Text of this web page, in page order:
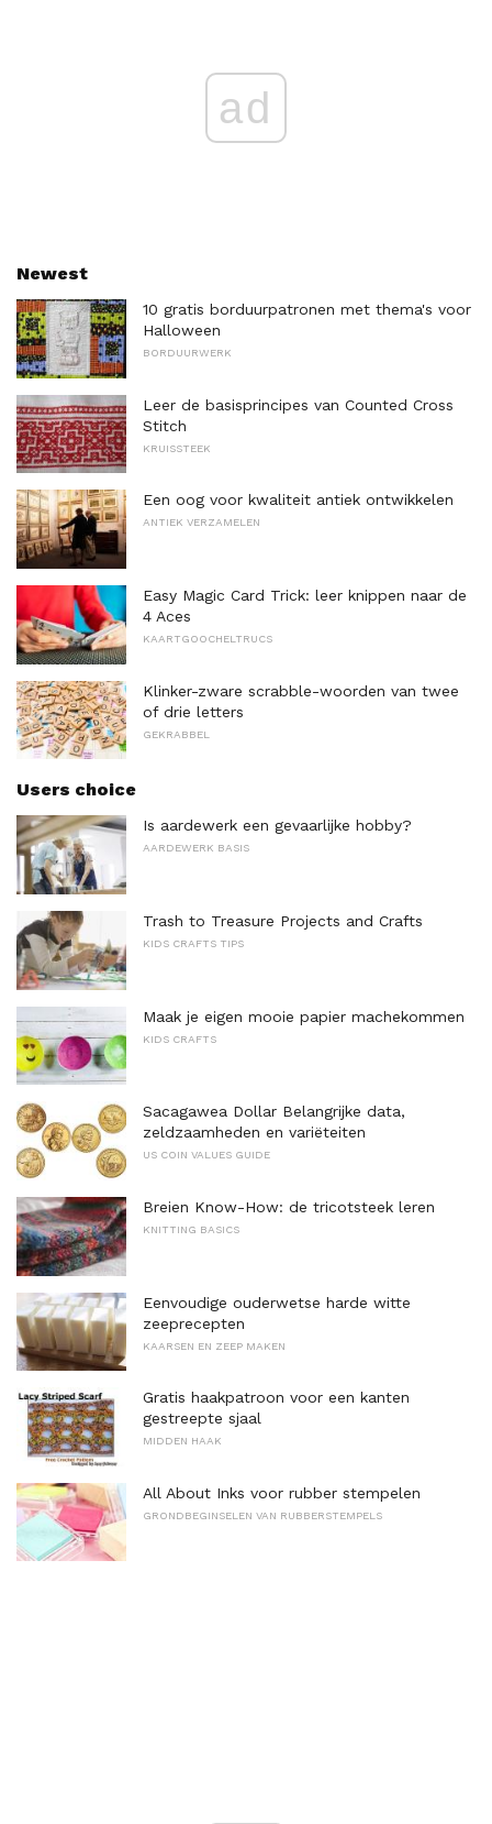
ad
Newest
10 gratis borduurpatronen met thema's voor
Halloween
BORDUURWERK
Leer de basisprincipes van Counted Cross
Stitch
KRUISSTEEK
Een oog voor kwaliteit antiek ontwikkelen
ANTIEK VERZAMELEN
Easy Magic Card Trick: leer knippen naar de
4 Aces
KAARTGOOCHELTRUCS
Klinker-zware scrabble-woorden van twee
of drie letters
GEKRABBEL
Users choice
Is aardewerk een gevaarlijke hobby?
AARDEWERK BASIS
Trash to Treasure Projects and Crafts
KIDS CRAFTS TIPS
Maak je eigen mooie papier machekommen
KIDS CRAFTS
Sacagawea Dollar Belangrijke data,
zeldzaamheden en variëteiten
US COIN VALUES ​​GUIDE
Breien Know-How: de tricotsteek leren
KNITTING BASICS
Eenvoudige ouderwetse harde witte
zeeprecepten
KAARSEN EN ZEEP MAKEN
Gratis haakpatroon voor een kanten
gestreepte sjaal
MIDDEN HAAK
All About Inks voor rubber stempelen
GRONDBEGINSELEN VAN RUBBERSTEMPELS